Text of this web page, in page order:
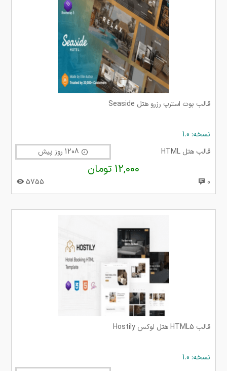
قالب بوت استرپ رزرو هتل Seaside
نسخه: 1.0
قالب هتل HTML
12,000 تومان
0
5755
قالب HTML5 هتل لوکس Hostily
نسخه: 1.0